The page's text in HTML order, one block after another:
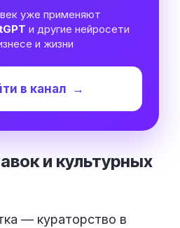
уже применяют
и другие нейросети
и жизни
в канал →
и культурных
— кураторство в